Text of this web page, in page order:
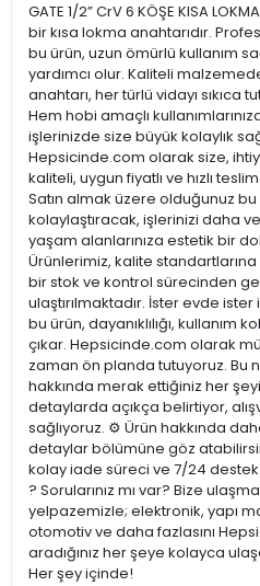
GATE 1/2” CrV 6 KÖŞE KISA
bir kısa lokma anahtarıdır.
bu ürün, uzun ömürlü kullanım
yardımcı olur. Kaliteli
anahtarı, her türlü vidayı sıkıca
Hem hobi amaçlı
işlerinizde size büyük kolaylık
Hepsicinde.com olarak size,
kaliteli, uygun fiyatlı ve hızlı
Satın almak üzere olduğunuz bu
kolaylaştıracak, işlerinizi daha
yaşam alanlarınıza estetik bir
Ürünlerimiz, kalite
bir stok ve kontrol sürecinden
ulaştırılmaktadır. İster evde
bu ürün, dayanıklılığı, kullanım
çıkar. Hepsicinde.com olarak
zaman ön planda tutuyoruz. Bu
hakkında merak ettiğiniz her
detaylarda açıkça belirtiyor,
sağlıyoruz. ⚙️ Ürün hakkında
detaylar bölümüne göz
kolay iade süreci ve 7/24 destek
? Sorularınız mı var? Bize
yelpazemizle; elektronik, yapı
otomotiv ve daha fazlasını
aradığınız her şeye kolayca
Her şey içinde!